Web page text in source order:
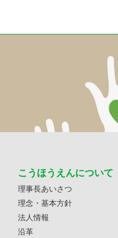
こうほうえんについて
理事長あいさつ
理念・基本方針
法人情報
沿革